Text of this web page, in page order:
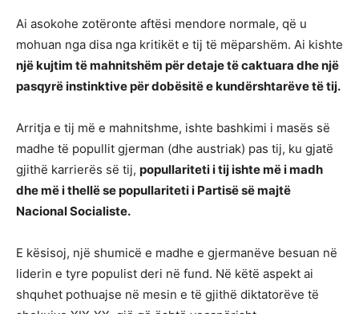
Ai asokohe zotëronte aftësi mendore normale, që u
mohuan nga disa nga kritikët e tij të mëparshëm. Ai kishte
një kujtim të mahnitshëm për detaje të caktuara dhe një
pasqyrë instinktive për dobësitë e kundërshtarëve të tij.
Arritja e tij më e mahnitshme, ishte bashkimi i masës së
madhe të popullit gjerman (dhe austriak) pas tij, ku gjatë
gjithë karrierës së tij, popullariteti i tij ishte më i madh
dhe më i thellë se popullariteti i Partisë së majtë
Nacional Socialiste.
E kësisoj, një shumicë e madhe e gjermanëve besuan në
liderin e tyre populist deri në fund. Në këtë aspekt ai
shquhet pothuajse në mesin e të gjithë diktatorëve të